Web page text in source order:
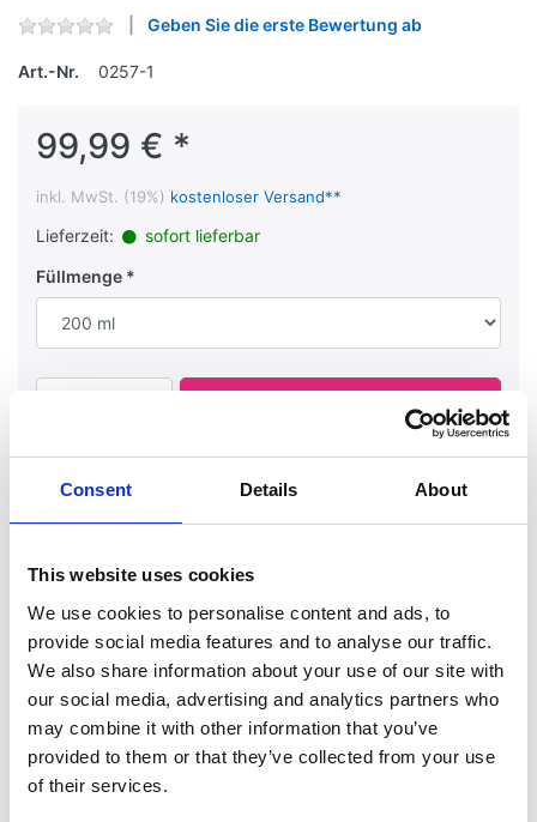
Consent Details About
This website uses cookies
We use cookies to personalise content and ads, to
provide social media features and to analyse our traffic.
We also share information about your use of our site with
our social media, advertising and analytics partners who
may combine it with other information that you’ve
provided to them or that they’ve collected from your use
of their services.
Geben Sie die erste Bewertung ab
Art.-Nr. 0257-1
99,99 € *
inkl. MwSt. (19%) kostenloser Versand**
Lieferzeit:
sofort lieferbar
Füllmenge
In den Warenkorb
Merken Vergleichen Fragen? Weitersagen
Beschreibung
Wasserbasierend, lösemittelfrei. Gibt
Schmuckoberflächen einen wirksamen Anlaufschutz
auf längere Zeit und schützt gegen Korrision (chemi-
sorptiver Anlaufschutz).Dient gleichzeitig als
Glanzbildner für alle Metalle. Weiche Steine werden
nicht angegriffen. 30 ml und 100 ml sind als Spray